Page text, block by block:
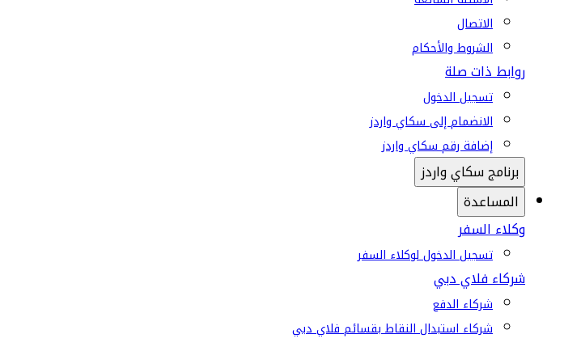
الاتصال
الشروط والأحكام
روابط ذات صلة
تسجيل الدخول
الانضمام إلى سكاي واردز
إضافة رقم سكاي واردز
برنامج سكاي واردز
المساعدة
وكلاء السفر
تسجيل الدخول لوكلاء السفر
شركاء فلاي دبي
شركاء الدفع
شركاء استبدال النقاط بقسائم فلاي دبي